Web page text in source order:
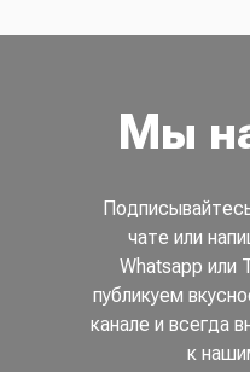
Мы
чате или
Whatsapp или
публикуем
канале и всегда
к